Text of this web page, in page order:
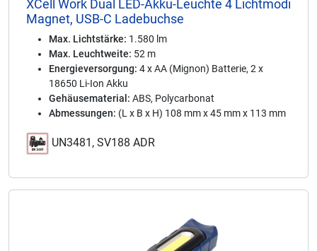
XCell Work Dual LED-Akku-Leuchte 4 Lichtmodi
Magnet, USB-C Ladebuchse
Max. Lichtstärke: 1.580 lm
Max. Leuchtweite: 52 m
Energieversorgung: 4 x AA (Mignon) Batterie, 2 x
18650 Li-Ion Akku
Gehäusematerial: ABS, Polycarbonat
Abmessungen: (L x B x H) 108 mm x 45 mm x 113 mm
UN3481, SV188 ADR